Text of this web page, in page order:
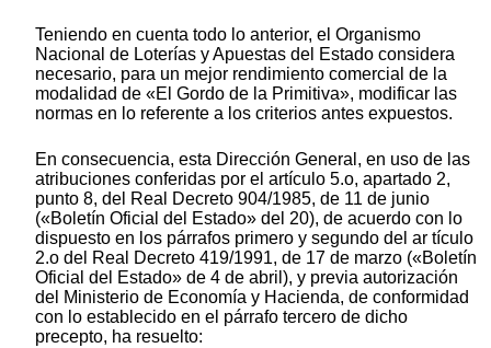
Teniendo en cuenta todo lo anterior, el Organismo
Nacional de Loterías y Apuestas del Estado considera
necesario, para un mejor rendimiento comercial de la
modalidad de «El Gordo de la Primitiva», modificar las
normas en lo referente a los criterios antes expuestos.
En consecuencia, esta Dirección General, en uso de las
atribuciones conferidas por el artículo 5.o, apartado 2,
punto 8, del Real Decreto 904/1985, de 11 de junio
(«Boletín Oficial del Estado» del 20), de acuerdo con lo
dispuesto en los párrafos primero y segundo del ar tículo
2.o del Real Decreto 419/1991, de 17 de marzo («Boletín
Oficial del Estado» de 4 de abril), y previa autorización
del Ministerio de Economía y Hacienda, de conformidad
con lo establecido en el párrafo tercero de dicho
precepto, ha resuelto: